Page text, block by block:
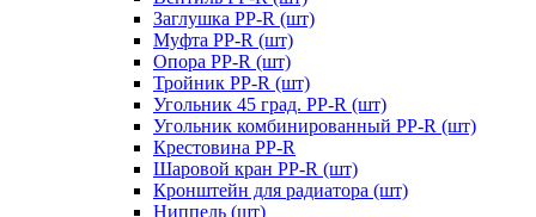
Заглушка PP-R (шт)
Муфта PP-R (шт)
Опора PP-R (шт)
Тройник PP-R (шт)
Угольник 45 град. PP-R (шт)
Угольник комбинированный PP-R (шт)
Крестовина PP-R
Шаровой кран PP-R (шт)
Кронштейн для радиатора (шт)
Ниппель (шт)